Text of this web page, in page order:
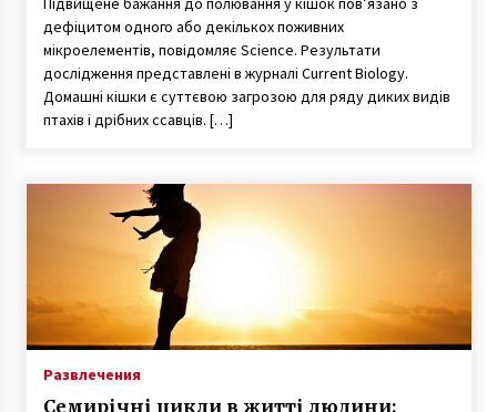
дефіцитом одного або декількох поживних
мікроелементів, повідомляє Science. Результати
дослідження представлені в журналі Current Biology.
Домашні кішки є суттєвою загрозою для ряду диких видів
птахів і дрібних ссавців. […]
Развлечения
Семирічні цикли в житті людини: